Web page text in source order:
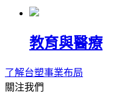
教育與醫療
了解台塑事業布局
關注我們